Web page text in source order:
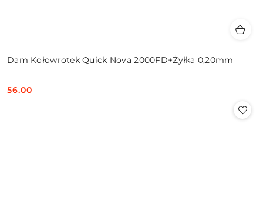
Dam Kołowrotek Quick Nova 2000FD+Żyłka 0,20mm
Cena:
56.00